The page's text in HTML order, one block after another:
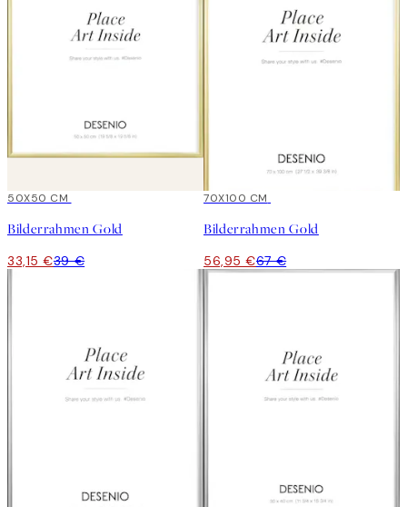
15%*
50X50 CM
Bilderrahmen Gold
33,15 €39 €
15%*
70X100 CM
Bilderrahmen Gold
56,95 €67 €